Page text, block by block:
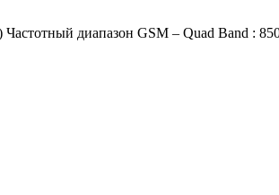
диапазон GSM – Quad Band :